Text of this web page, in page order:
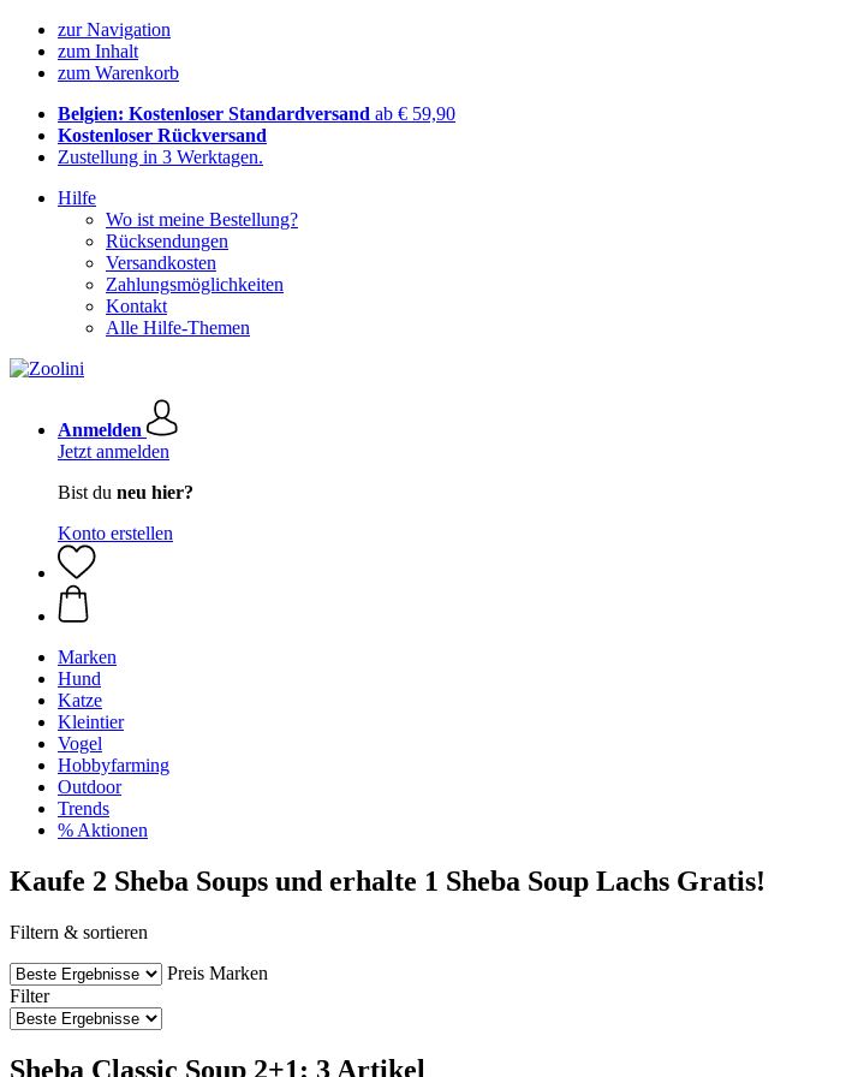
zur Navigation
zum Inhalt
zum Warenkorb
Belgien: Kostenloser Standardversand ab € 59,90
Kostenloser Rückversand
Zustellung in 3 Werktagen.
Hilfe
Wo ist meine Bestellung?
Rücksendungen
Versandkosten
Zahlungsmöglichkeiten
Kontakt
Alle Hilfe-Themen
Anmelden
Jetzt anmelden
Bist du neu hier?
Konto erstellen
Marken
Hund
Katze
Kleintier
Vogel
Hobbyfarming
Outdoor
Trends
% Aktionen
Kaufe 2 Sheba Soups und erhalte 1 Sheba Soup Lachs Gratis!
Filtern & sortieren
Preis Marken
Filter
Sheba Classic Soup 2+1: 3 Artikel